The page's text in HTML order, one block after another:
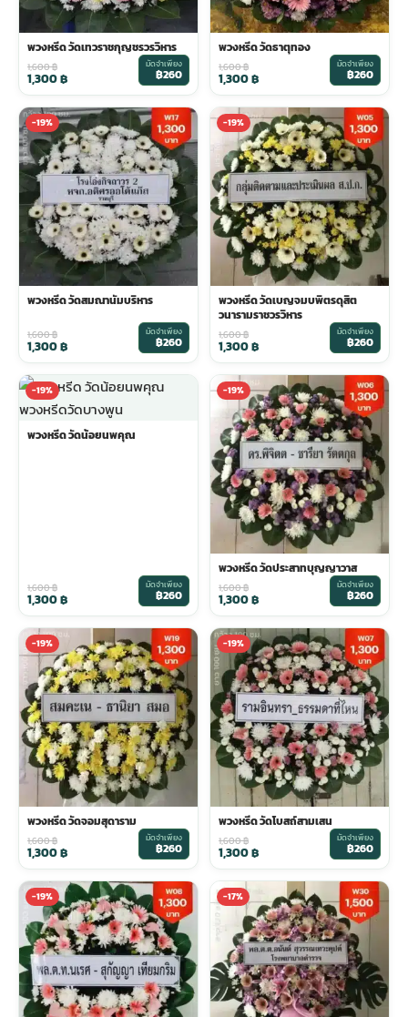
พวงหรีด วัดเทวราชกุญชรวรวิหาร
1,600฿
1,300฿
มัดจำเพียง
฿260
พวงหรีด วัดธาตุทอง
1,600฿
1,300฿
มัดจำเพียง
฿260
-19%
พวงหรีด วัดสมณานัมบริหาร
1,600฿
1,300฿
มัดจำเพียง
฿260
-19%
พวงหรีด วัดเบญจมบพิตรดุสิต
วนารามราชวรวิหาร
1,600฿
1,300฿
มัดจำเพียง
฿260
-19%
พวงหรีด วัดน้อยนพคุณ
1,600฿
1,300฿
มัดจำเพียง
฿260
-19%
พวงหรีด วัดประสาทบุญญาวาส
1,600฿
1,300฿
มัดจำเพียง
฿260
-19%
พวงหรีด วัดจอมสุดาราม
1,600฿
1,300฿
มัดจำเพียง
฿260
-19%
พวงหรีด วัดโบสถ์สามเสน
1,600฿
1,300฿
มัดจำเพียง
฿260
-19% -17%